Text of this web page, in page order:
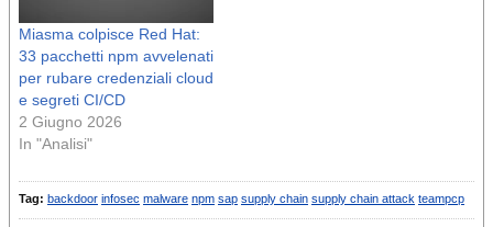
Miasma colpisce Red Hat:
33 pacchetti npm avvelenati
per rubare credenziali cloud
e segreti CI/CD
2 Giugno 2026
In "Analisi"
Tag: backdoor infosec malware npm sap supply chain supply chain attack teampcp